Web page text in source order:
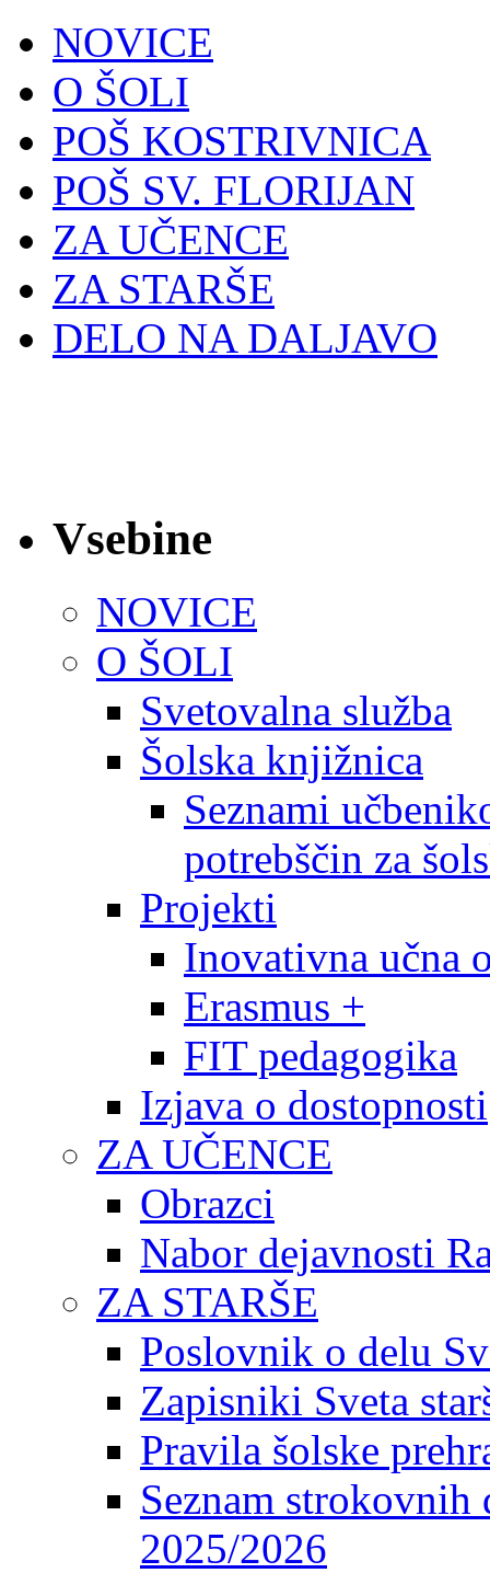
NOVICE
O ŠOLI
POŠ KOSTRIVNICA
POŠ SV. FLORIJAN
ZA UČENCE
ZA STARŠE
DELO NA DALJAVO
Vsebine
NOVICE
O ŠOLI
Svetovalna služba
Šolska knjižnica
Seznami
potrebščin za
Projekti
Inovativna učna
Erasmus +
FIT pedagogika
Izjava o dostopnosti
ZA UČENCE
Obrazci
Nabor dejavnosti
ZA STARŠE
Poslovnik o delu
Zapisniki Sveta
Pravila šolske
Seznam
2025/2026